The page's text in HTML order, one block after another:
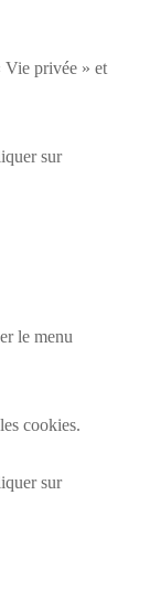
Vie privée » et
sur
le menu
cookies.
sur